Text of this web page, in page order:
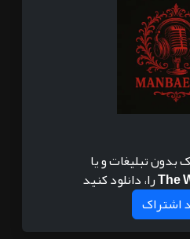
بدون تبلیغات و یا
Theرا، دانلود کنید
اشتراک